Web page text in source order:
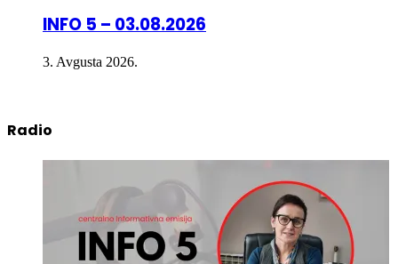
INFO 5 – 03.08.2026
3. Avgusta 2026.
Radio